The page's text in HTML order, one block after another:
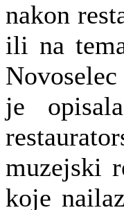
nakon
ili na
je
muzejski
koje